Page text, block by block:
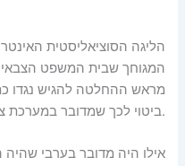
הליגה הסוציאליסטית
המגוחך שבית המשפט הצבאי
מראש ההחלטה להגיש נגדו
ביטוי לכך שמדובר במערכת צבאית של ישות כובשת ומדכאת.
אילו היה מדובר בערבי שהיה